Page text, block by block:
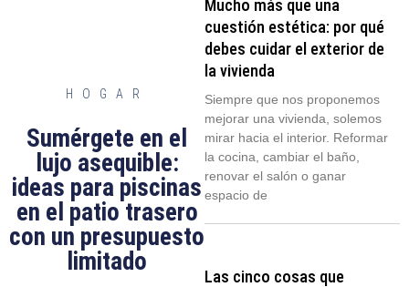
HOGAR
Sumérgete en el
lujo asequible:
ideas para piscinas
en el patio trasero
con un presupuesto
limitado
Mucho más que una
cuestión estética: por qué
debes cuidar el exterior de
la vivienda
Siempre que nos proponemos
mejorar una vivienda, solemos
mirar hacia el interior. Reformar
la cocina, cambiar el baño,
renovar el salón o ganar
espacio de
Las cinco cosas que